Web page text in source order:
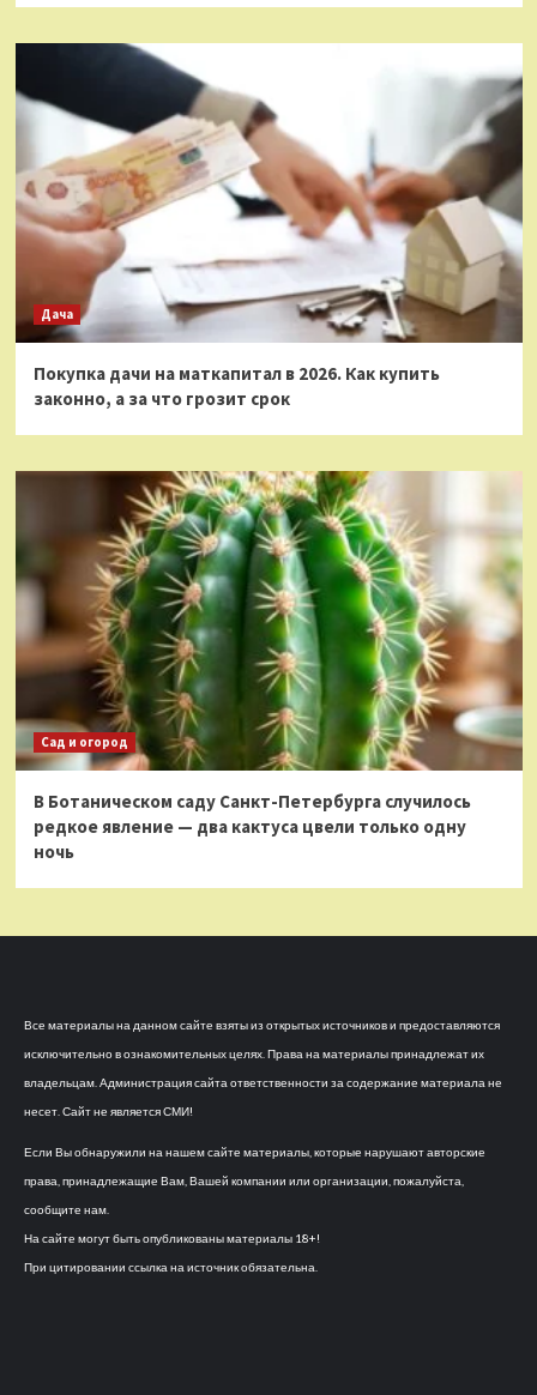
Дача
Покупка дачи на маткапитал в 2026. Как купить
законно, а за что грозит срок
Сад и огород
В Ботаническом саду Санкт-Петербурга случилось
редкое явление — два кактуса цвели только одну
ночь
Все материалы на данном сайте взяты из открытых источников и предоставляются
исключительно в ознакомительных целях. Права на материалы принадлежат их
владельцам. Администрация сайта ответственности за содержание материала не
несет. Сайт не является СМИ!
Если Вы обнаружили на нашем сайте материалы, которые нарушают авторские
права, принадлежащие Вам, Вашей компании или организации, пожалуйста,
сообщите нам.
На сайте могут быть опубликованы материалы 18+!
При цитировании ссылка на источник обязательна.